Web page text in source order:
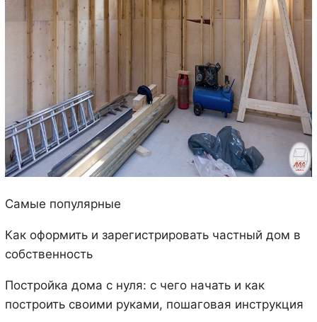
Самые популярные
Как оформить и зарегистрировать частный дом в
собственность
Постройка дома с нуля: с чего начать и как
построить своими руками, пошаговая инструкция